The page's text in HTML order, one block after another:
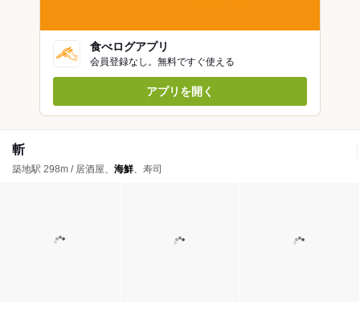
食べログアプリ
会員登録なし。無料ですぐ使える
アプリを開く
斬
築地駅 298m / 居酒屋、 海鮮、寿司